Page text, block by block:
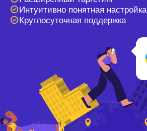
Интуитивно понятная настройка
Круглосуточная поддержка